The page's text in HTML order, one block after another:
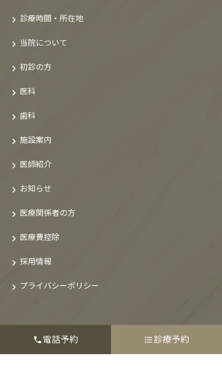
診療時間・所在地
当院について
初診の方
医科
歯科
施設案内
医師紹介
お知らせ
医療関係者の方
医療費控除
採用情報
プライバシーポリシー
Copyright© 欅坂上医科歯科クリニック All rights Reserved.
電話予約 診療予約